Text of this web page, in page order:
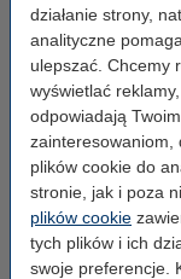
działanie strony,
analityczne
ulepszać. Chcemy
wyświetlać
odpowiadają Twoim
zainteresowaniom,
plików cookie do
stronie, jak i poza
plików cookie
tych plików i ich
swoje preferencje.